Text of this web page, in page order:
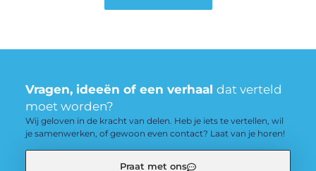
Vragen, ideeën of een verhaal dat verteld
moet worden?
Wij geloven in de kracht van delen. Heb je iets te vertellen, wil
je samenwerken, of gewoon even contact? Laat van je horen!
Praat met ons